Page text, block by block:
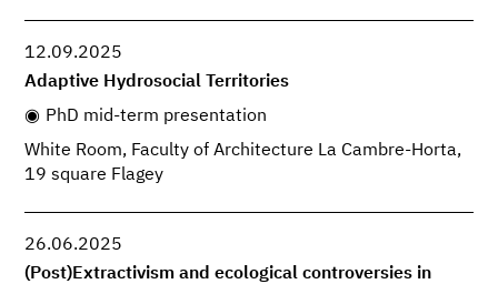
12.09.2025
Adaptive Hydrosocial Territories
PhD mid-term presentation
White Room, Faculty of Architecture La Cambre-Horta,
19 square Flagey
26.06.2025
(Post)Extractivism and ecological controversies in